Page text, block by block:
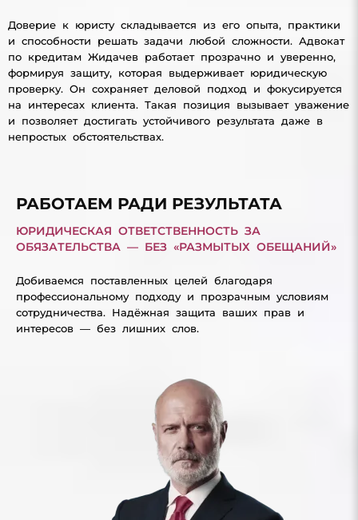
Доверие к юристу складывается из его опыта, практики
и способности решать задачи любой сложности. Адвокат
по кредитам Жидачев работает прозрачно и уверенно,
формируя защиту, которая выдерживает юридическую
проверку. Он сохраняет деловой подход и фокусируется
на интересах клиента. Такая позиция вызывает уважение
и позволяет достигать устойчивого результата даже в
непростых обстоятельствах.
РАБОТАЕМ РАДИ РЕЗУЛЬТАТА
ЮРИДИЧЕСКАЯ ОТВЕТСТВЕННОСТЬ ЗА
ОБЯЗАТЕЛЬСТВА — БЕЗ «РАЗМЫТЫХ ОБЕЩАНИЙ»
Добиваемся поставленных целей благодаря
профессиональному подходу и прозрачным условиям
сотрудничества. Надёжная защита ваших прав и
интересов — без лишних слов.